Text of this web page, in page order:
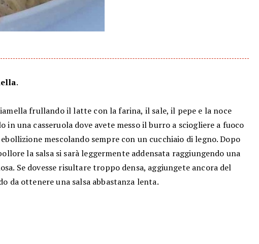
.
frullando il latte con la farina, il sale, il pepe e la noce
in una casseruola dove avete messo il burro a sciogliere a fuoco
mescolando sempre con un cucchiaio di legno. Dopo
la salsa si sarà leggermente addensata raggiungendo una
Se dovesse risultare troppo densa, aggiungete ancora del
da ottenere una salsa abbastanza lenta.